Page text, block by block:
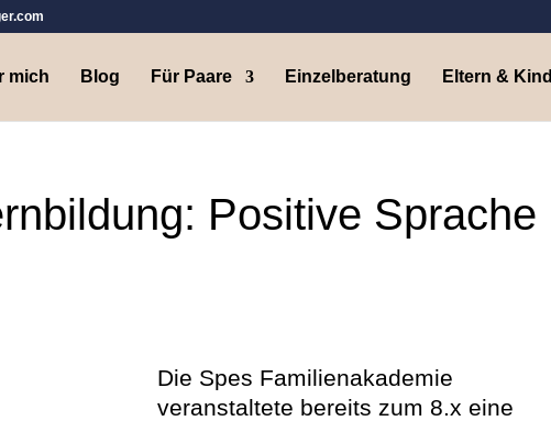
mich Blog Für Paare Einzelberatung Eltern & Kind
Positive Sprache
Die Spes Familienakademie
veranstaltete bereits zum 8.x eine